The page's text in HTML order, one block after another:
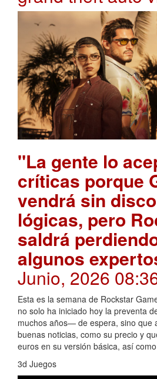
"La gente lo
críticas porque
vendrá sin
lógicas, pero
saldrá
algunos
Junio, 2026
Esta es la semana de Rockstar
no solo ha iniciado hoy la preventa
muchos años— de espera, sino que
buenas noticias, como su precio y
euros en su versión básica, así
3d Juegos